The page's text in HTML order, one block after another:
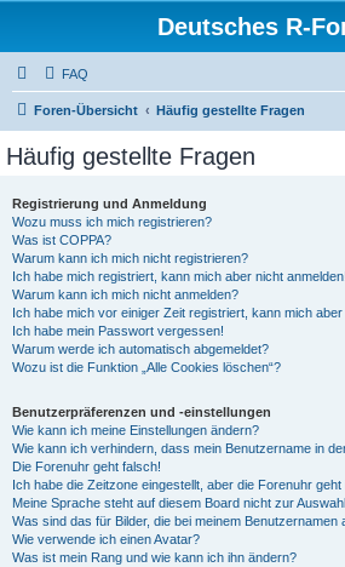
Deutsches R-
FAQ
Foren-Übersicht Häufig gestellte Fragen
Häufig gestellte Fragen
Registrierung und Anmeldung
Wozu muss ich mich registrieren?
Was ist COPPA?
Warum kann ich mich nicht registrieren?
Ich habe mich registriert, kann mich aber nicht anmelden!
Warum kann ich mich nicht anmelden?
Ich habe mich vor einiger Zeit registriert, kann mich
Ich habe mein Passwort vergessen!
Warum werde ich automatisch abgemeldet?
Wozu ist die Funktion „Alle Cookies löschen“?
Benutzerpräferenzen und -einstellungen
Wie kann ich meine Einstellungen ändern?
Wie kann ich verhindern, dass mein Benutzername in
Die Forenuhr geht falsch!
Ich habe die Zeitzone eingestellt, aber die Forenuhr
Meine Sprache steht auf diesem Board nicht zur
Was sind das für Bilder, die bei meinem Benutzernamen
Wie verwende ich einen Avatar?
Was ist mein Rang und wie kann ich ihn ändern?